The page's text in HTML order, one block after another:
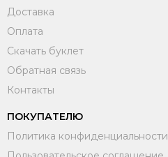
Доставка
Оплата
Скачать буклет
Обратная связь
Контакты
ПОКУПАТЕЛЮ
Политика конфиденциальности